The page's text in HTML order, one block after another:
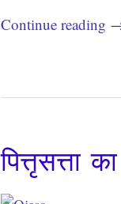
Continue reading
पित्तृसत्ता